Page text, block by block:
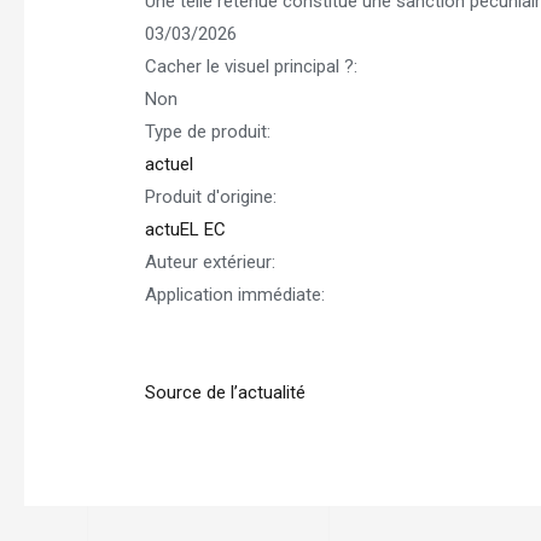
03/03/2026
Cacher le visuel principal ?:
Non
Type de produit:
actuel
Produit d'origine:
actuEL EC
Auteur extérieur:
Application immédiate:
Source de l’actualité